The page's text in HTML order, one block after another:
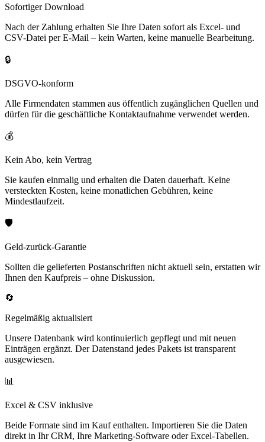
Sofortiger Download
Nach der Zahlung erhalten Sie Ihre Daten sofort als Excel- und
CSV-Datei per E-Mail – kein Warten, keine manuelle Bearbeitung.
🔒
DSGVO-konform
Alle Firmendaten stammen aus öffentlich zugänglichen Quellen und
dürfen für die geschäftliche Kontaktaufnahme verwendet werden.
💰
Kein Abo, kein Vertrag
Sie kaufen einmalig und erhalten die Daten dauerhaft. Keine
versteckten Kosten, keine monatlichen Gebühren, keine
Mindestlaufzeit.
🛡️
Geld-zurück-Garantie
Sollten die gelieferten Postanschriften nicht aktuell sein, erstatten wir
Ihnen den Kaufpreis – ohne Diskussion.
🔄
Regelmäßig aktualisiert
Unsere Datenbank wird kontinuierlich gepflegt und mit neuen
Einträgen ergänzt. Der Datenstand jedes Pakets ist transparent
ausgewiesen.
📊
Excel & CSV inklusive
Beide Formate sind im Kauf enthalten. Importieren Sie die Daten
direkt in Ihr CRM, Ihre Marketing-Software oder Excel-Tabellen.